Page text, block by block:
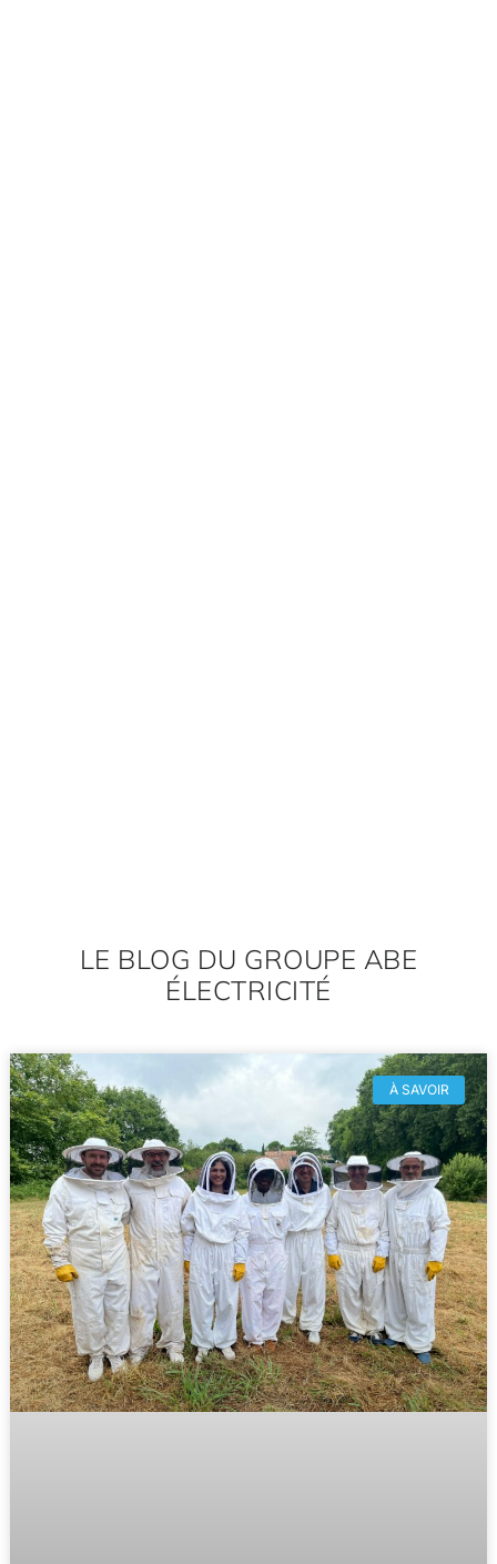
LE BLOG DU GROUPE ABE
ÉLECTRICITÉ
À SAVOIR